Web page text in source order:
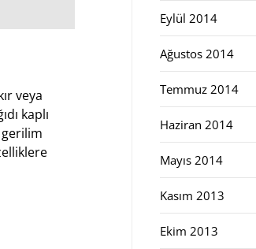
veya
kaplı
gerilim
Eylül 2014
Ağustos 2014
Temmuz 2014
Haziran 2014
Mayıs 2014
Kasım 2013
Ekim 2013